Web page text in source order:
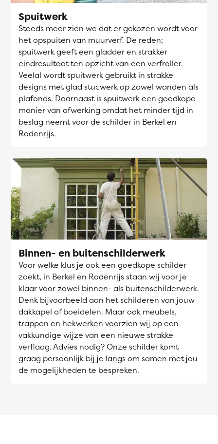
Spuitwerk
Steeds meer zien we dat er gekozen wordt voor
het opspuiten van muurverf. De reden;
spuitwerk geeft een gladder en strakker
eindresultaat ten opzicht van een verfroller.
Veelal wordt spuitwerk gebruikt in strakke
designs met glad stucwerk op zowel wanden als
plafonds. Daarnaast is spuitwerk een goedkope
manier van afwerking omdat het minder tijd in
beslag neemt voor de schilder in Berkel en
Rodenrijs.
Binnen- en buitenschilderwerk
Voor welke klus je ook een goedkope schilder
zoekt, in Berkel en Rodenrijs staan wij voor je
klaar voor zowel binnen- als buitenschilderwerk.
Denk bijvoorbeeld aan het schilderen van jouw
dakkapel of boeidelen. Maar ook meubels,
trappen en hekwerken voorzien wij op een
vakkundige wijze van een nieuwe strakke
verflaag. Advies nodig? Onze schilder komt
graag persoonlijk bij je langs om samen met jou
de mogelijkheden te bespreken.